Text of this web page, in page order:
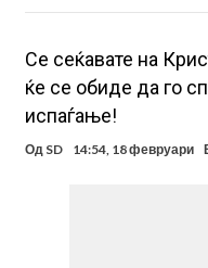
Се сеќавате на
ќе се обиде да го
испаѓање!
Од SD 14:54, 18 февруари